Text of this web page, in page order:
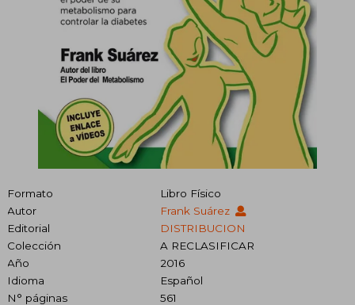
Formato
Libro Físico
Autor
Frank Suárez
Editorial
DISTRIBUCION
Colección
A RECLASIFICAR
Año
2016
Idioma
Español
N° páginas
561